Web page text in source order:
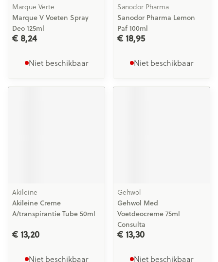
Marque Verte
Marque V Voeten Spray
Deo 125ml
€ 8,24
Niet beschikbaar
Sanodor Pharma
Sanodor Pharma Lemon
Paf 100ml
€ 18,95
Niet beschikbaar
Akileine
Akileine Creme
A/transpirantie Tube 50ml
€ 13,20
Niet beschikbaar
Gehwol
Gehwol Med
Voetdeocreme 75ml
Consulta
€ 13,30
Niet beschikbaar